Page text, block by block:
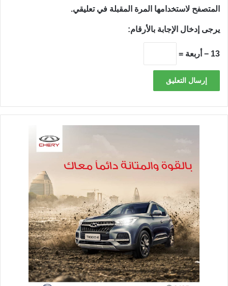
المتصفح لاستخدامها المرة المقبلة في تعليقي.
يرجى إدخال الإجابة بالأرقام:
13 − أربعة =